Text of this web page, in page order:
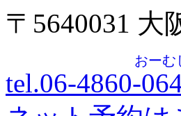
〒5640031 大
tel.06-4860-
おーむ